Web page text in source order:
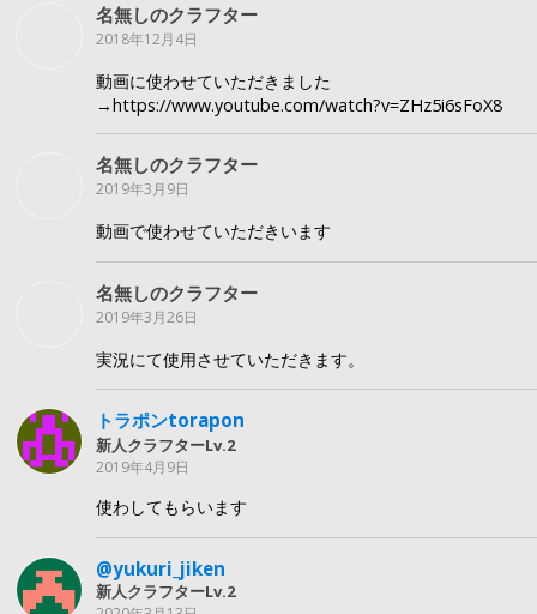
名無しのクラフター
2018年12月4日
動画に使わせていただきました
→https://www.youtube.com/watch?v=ZHz5i6sFoX8
名無しのクラフター
2019年3月9日
動画で使わせていただきいます
名無しのクラフター
2019年3月26日
実況にて使用させていただきます。
トラポンtorapon
新人クラフターLv.2
2019年4月9日
使わしてもらいます
@yukuri_jiken
新人クラフターLv.2